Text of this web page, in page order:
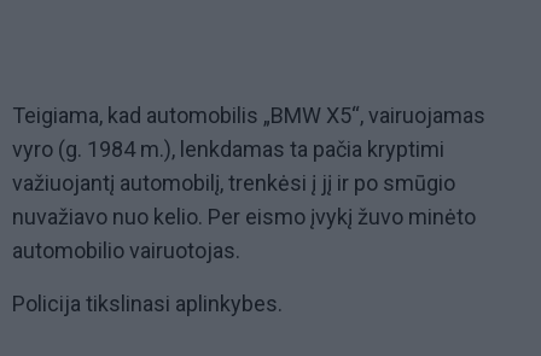
Teigiama, kad automobilis „BMW X5“, vairuojamas
vyro (g. 1984 m.), lenkdamas ta pačia kryptimi
važiuojantį automobilį, trenkėsi į jį ir po smūgio
nuvažiavo nuo kelio. Per eismo įvykį žuvo minėto
automobilio vairuotojas.
Policija tikslinasi aplinkybes.